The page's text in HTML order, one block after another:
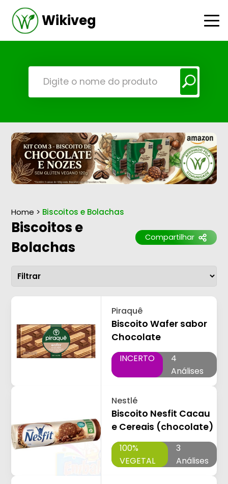
Wikiveg
Home > Biscoitos e Bolachas
Biscoitos e
Bolachas
Compartilhar
Piraquê
Biscoito Wafer sabor
Chocolate
INCERTO
4
Análises
Nestlé
Biscoito Nesfit Cacau
e Cereais (chocolate)
100%
VEGETAL
3
Análises